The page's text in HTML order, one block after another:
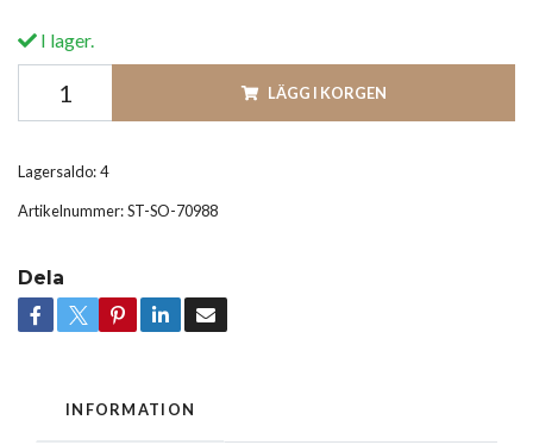
I lager.
LÄGG I KORGEN
Lagersaldo:4
Artikelnummer:ST-SO-70988
Dela
INFORMATION